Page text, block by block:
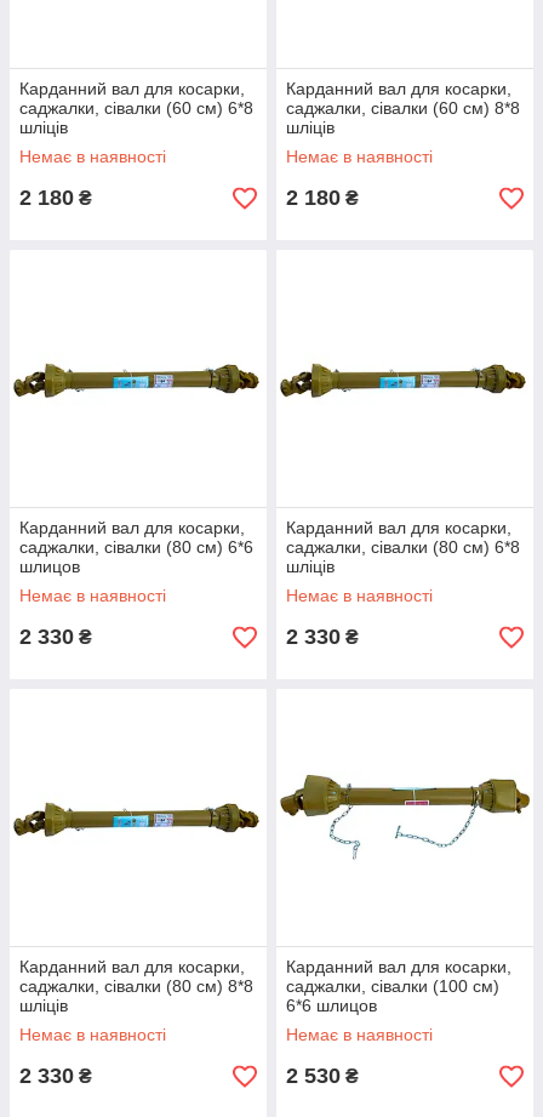
Карданний вал для косарки,
саджалки, сівалки (60 см) 6*8
шліців
Немає в наявності
2 180 ₴
Карданний вал для косарки,
саджалки, сівалки (60 см) 8*8
шліців
Немає в наявності
2 180 ₴
Карданний вал для косарки,
саджалки, сівалки (80 см) 6*6
шлицов
Немає в наявності
2 330 ₴
Карданний вал для косарки,
саджалки, сівалки (80 см) 6*8
шліців
Немає в наявності
2 330 ₴
Карданний вал для косарки,
саджалки, сівалки (80 см) 8*8
шліців
Немає в наявності
2 330 ₴
Карданний вал для косарки,
саджалки, сівалки (100 см)
6*6 шлицов
Немає в наявності
2 530 ₴